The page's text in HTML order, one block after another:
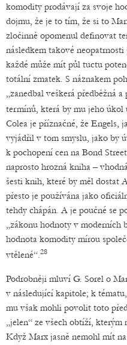
komodity prodávají za svoje
dojmu, že je to tím, že si to
zločinně opomenul definovat
následkem takové
každé může mít půl tuctu
totální zmatek. S náznakem
„zanedbal veškerá předběžná
termínů, která by mu jeho úkol
Colea je příznačné, že Engels,
vyjádřil v tom smyslu, jako by
k pochopení cen na Bond
naprosto hrozná kniha –
šesti knih, které by měl dostat
přesto je používána jako
tehdy chápán. A je poučné se
„zákonu hodnoty v moderních
hodnota komodity mírou
vtělené“.28
Podrobněji mluví G. Sorel o
v následující kapitole; k
mu však mohli povolit toto
„jelen“ ze všech obtíží,
Když Marx jasně nemohl mít